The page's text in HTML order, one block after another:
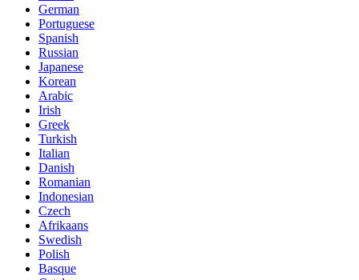
German
Portuguese
Spanish
Russian
Japanese
Korean
Arabic
Irish
Greek
Turkish
Italian
Danish
Romanian
Indonesian
Czech
Afrikaans
Swedish
Polish
Basque